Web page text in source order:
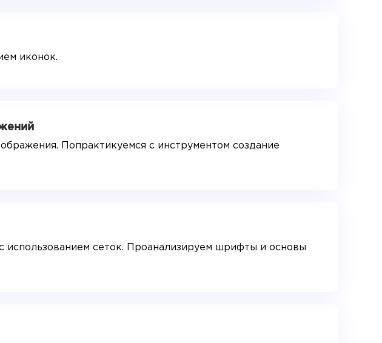
иконок.
Попрактикуемся с инструментом создание
использованием сеток. Проанализируем шрифты и основы